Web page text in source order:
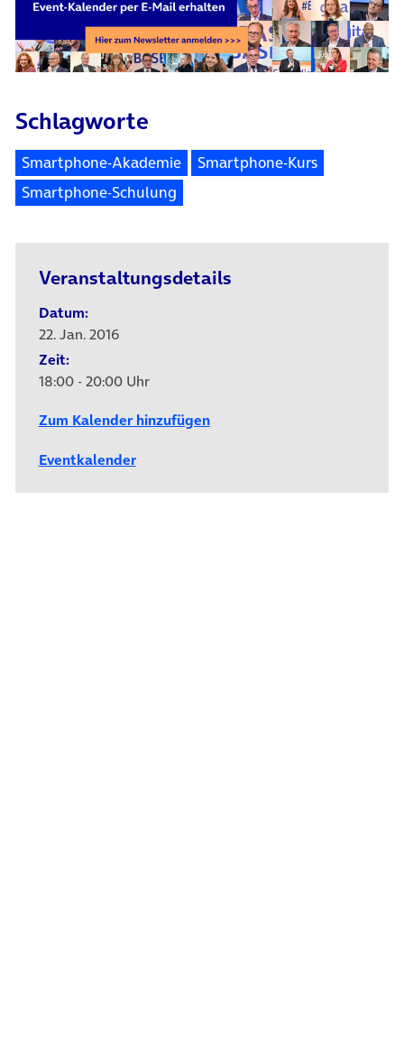
Schlagworte
Smartphone-Akademie
Smartphone-Kurs
Smartphone-Schulung
Veranstaltungsdetails
Datum:
22. Jan. 2016
Zeit:
18:00 - 20:00 Uhr
Zum Kalender hinzufügen
Eventkalender